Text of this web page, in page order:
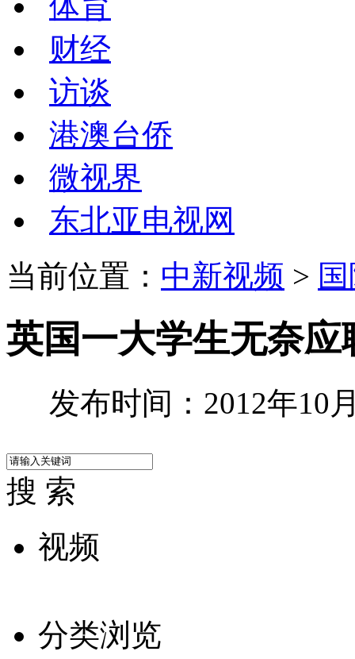
财经
访谈
港澳台侨
微视界
东北亚电视网
当前位置： 中新视频 >
英国一大学生无奈
发布时间：2012年10
搜 索
视频
分类浏览